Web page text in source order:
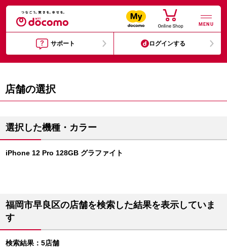
MENU
サポート ログインする
店舗の選択
選択した機種・カラー
iPhone 12 Pro 128GB グラファイト
福岡市早良区の店舗を検索した結果を表示していま
す
検索結果：5店舗